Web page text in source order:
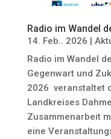
Radio im Wandel
14. Feb.. 2026 |
Radio im Wandel
Gegenwart und
2026 veranstaltet
Landkreises
Zusammenarbeit
eine